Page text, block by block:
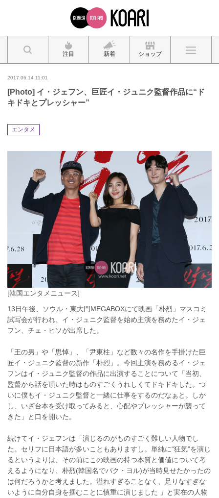
注目 新着 ショップ
2017.06.14 11:01
[Photo] イ・ジェフン、巨匠イ・ジュニク監督作品に“ド
キドキとプレッシャー”
エンタメ
[韓国エンタメニュース]
13日午後、ソウル・東大門MEGABOXにて映画「朴烈」マスコミ
試写会が行われ、イ・ジュニク監督を始め主演を務めたイ・ジェ
フン、チェ・ヒソが出席した。
「王の男」や「思悼」、「尹東柱」など数々の名作を手掛けた巨
匠イ・ジュニク監督の新作「朴烈」。今回主演を務めるイ・ジェ
フンはイ・ジュニク監督の作品に出演することについて「当初、
監督から話を頂いた時はものすごくうれしくてドキドキした。つ
いに僕もイ・ジュニク監督と一緒に仕事をするのだなぁと。しか
し、いざ台本を受け取ってみると、心配やプレッシャーが襲って
きた」と口を開いた。
続けてイ・ジェフンは「演じるのがものすごく難しい人物でし
た。セリフに日本語が多いこともありますし。単純に“狂気”を演じ
るというよりは、その前にこの映画の持つ本質と価値について考
えるようになり、朴烈(韓国名でパク・ヨル)が当時見せたかったの
は何だろうかと考えました。溢れすぎることなく、足りなすぎな
いように自分自身を掴むことに慎重に演じました 」と実在の人物